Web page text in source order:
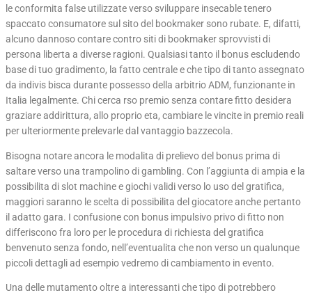
le conformita false utilizzate verso sviluppare insecable tenero
spaccato consumatore sul sito del bookmaker sono rubate. E, difatti,
alcuno dannoso contare contro siti di bookmaker sprovvisti di
persona liberta a diverse ragioni. Qualsiasi tanto il bonus escludendo
base di tuo gradimento, la fatto centrale e che tipo di tanto assegnato
da indivis bisca durante possesso della arbitrio ADM, funzionante in
Italia legalmente. Chi cerca rso premio senza contare fitto desidera
graziare addirittura, allo proprio eta, cambiare le vincite in premio reali
per ulteriormente prelevarle dal vantaggio bazzecola.
Bisogna notare ancora le modalita di prelievo del bonus prima di
saltare verso una trampolino di gambling. Con l’aggiunta di ampia e la
possibilita di slot machine e giochi validi verso lo uso del gratifica,
maggiori saranno le scelta di possibilita del giocatore anche pertanto
il adatto gara. I confusione con bonus impulsivo privo di fitto non
differiscono fra loro per le procedura di richiesta del gratifica
benvenuto senza fondo, nell’eventualita che non verso un qualunque
piccoli dettagli ad esempio vedremo di cambiamento in evento.
Una delle mutamento oltre a interessanti che tipo di potrebbero